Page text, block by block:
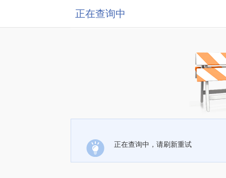
正在查询中
正在查询中，请刷新重试